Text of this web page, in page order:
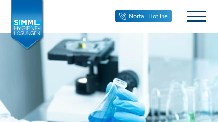
Notfall Hotline